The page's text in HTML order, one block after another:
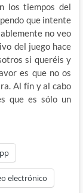
los tiempos del
que intente
no veo
del juego hace
si queréis y
es que no os
Al fín y al cabo
que es sólo un
electrónico